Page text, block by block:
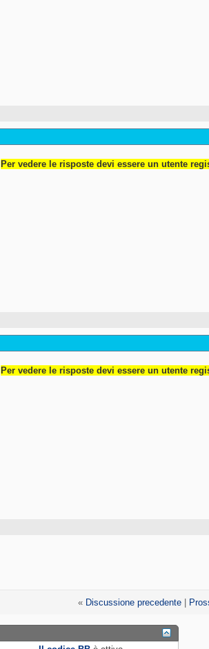
Per vedere le risposte devi essere un utente
Per vedere le risposte devi essere un utente
« Discussione precedente